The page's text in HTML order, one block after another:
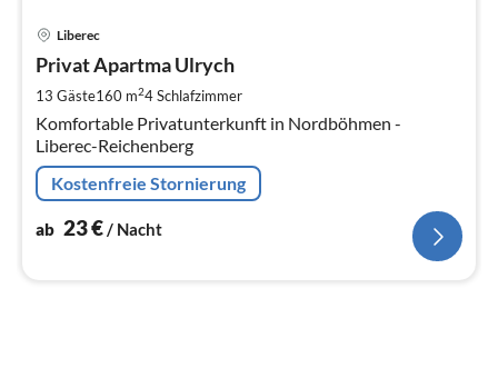
Liberec
Privat Apartma Ulrych
13 Gäste160 m24Schlafzimmer
Komfortable Privatunterkunft in Nordböhmen -
Liberec-Reichenberg
Kostenfreie Stornierung
ab 23€/ Nacht